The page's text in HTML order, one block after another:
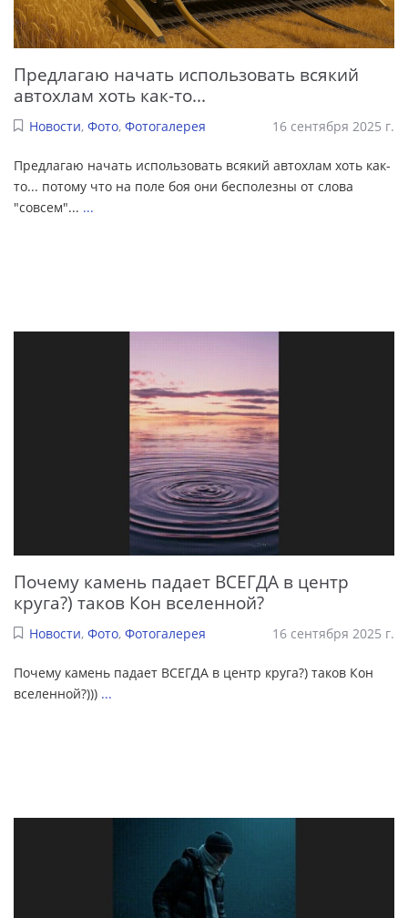
Предлагаю начать использовать всякий
автохлам хоть как-то...
Новости, Фото, Фотогалерея 16 сентября 2025 г.
Предлагаю начать использовать всякий автохлам хоть как-
то... потому что на поле боя они бесполезны от слова
"совсем"... ...
Почему камень падает ВСЕГДА в центр
круга?) таков Кон вселенной?
Новости, Фото, Фотогалерея 16 сентября 2025 г.
Почему камень падает ВСЕГДА в центр круга?) таков Кон
вселенной?))) ...